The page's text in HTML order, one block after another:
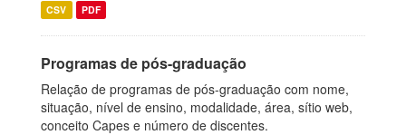
CSV PDF
Programas de pós-graduação
Relação de programas de pós-graduação com nome,
situação, nível de ensino, modalidade, área, sítio web,
conceito Capes e número de discentes.